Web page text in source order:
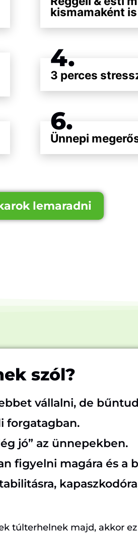
kismamaként
4.
3 perces
6.
Ünnepi
lemaradni
szól?
vállalni, de
forgatagban.
jó” az ünnepekben.
figyelni magára és a
túlterhelnek majd, akkor